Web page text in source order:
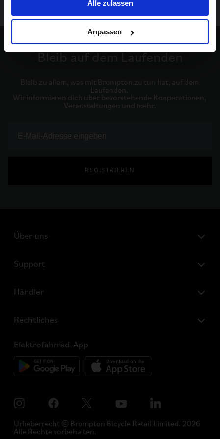
Alle zulassen
Anpassen
Bleib zu allem, was mit Brompton zu tun hat, auf dem
Laufenden.
Wir informieren dich über bevorstehende Kooperationen,
Veranstaltungen und mehr.
REGISTRIEREN
Über uns
Support
Händler
Rechtliches
Elektrofahrrad-App
Urheberrecht © Brompton Bicycle Retail Limited. 2026
Alle Rechte vorbehalten.